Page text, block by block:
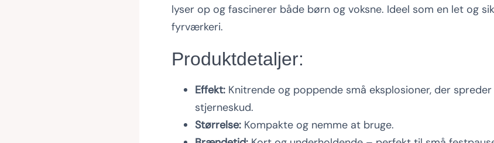
lyser op og fascinerer både børn og voksne. Ideel som en let og
fyrværkeri.
Produktdetaljer:
Effekt: Knitrende og poppende små eksplosioner, der
stjerneskud.
Størrelse: Kompakte og nemme at bruge.